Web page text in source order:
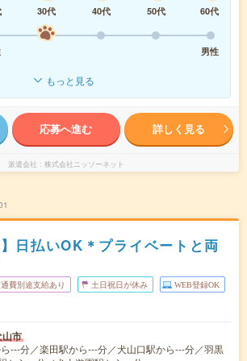
30代 40代 50代
60代
男性
もっと見る
応募へ進む 詳しく見る
派遣会社 株式会社ニッソーネット
日払いOK＊プライベートと両
費別途支給あり 土日祝日が休み WEB登録OK
市
---分／楽田駅から---分／犬山口駅から---分／羽黒